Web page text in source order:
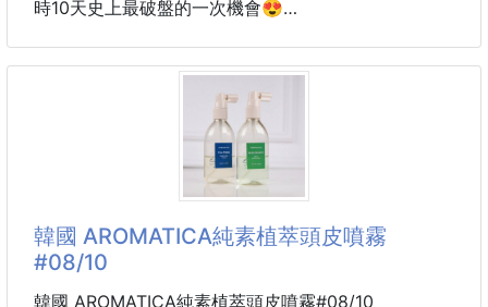
一包超多樣式，不用再單獨買不同款，紮髮風格隨心情
換；自帶收納袋，用完裝起來不丟散，出門揣包裏也方
便；材質耐摔不易斷，比路邊攤髮夾耐造十倍～
時10天史上最破盤的一次機會😍
👏歡慶樂食坊奪得台灣金質獎、優質獎、良質獎，連
A.🉑9入可可鮮奶饅頭 *450g
B.🍓9入草莓鮮奶饅頭 *450g
C.🥛9入黑芝麻鮮奶饅頭 *450g
韓國 AROMATICA純素植萃頭皮噴霧
#08/10
韓國 AROMATICA純素植萃頭皮噴霧#08/10